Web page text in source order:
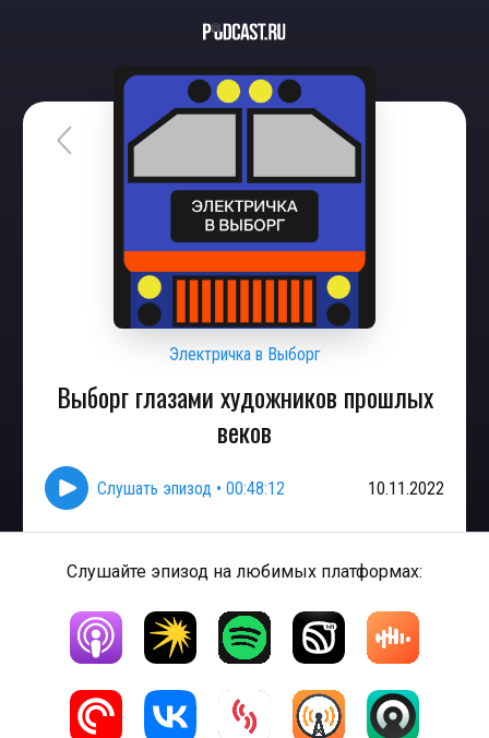
Электричка в Выборг
Выборг глазами художников прошлых
веков
Слушать эпизод • 00:48:12 10.11.2022
Слушайте эпизод на любимых платформах: